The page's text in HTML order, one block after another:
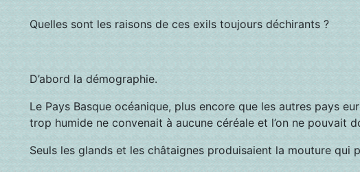
Quelles sont les raisons de ces exils toujours déchirants ?
D’abord la démographie.
Le Pays Basque océanique, plus encore que les autres pays
trop humide ne convenait à aucune céréale et l’on ne pouvait
Seuls les glands et les châtaignes produisaient la mouture